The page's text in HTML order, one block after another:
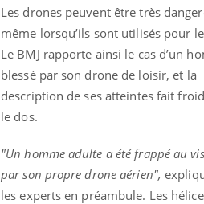
Les drones peuvent être très
même lorsqu’ils sont utilisés pour le
Le BMJ rapporte ainsi le cas d’un
blessé par son drone de loisir, et la
description de ses atteintes fait
le dos.
"Un homme adulte a été frappé au
par son propre drone aérien",
les experts en préambule. Les